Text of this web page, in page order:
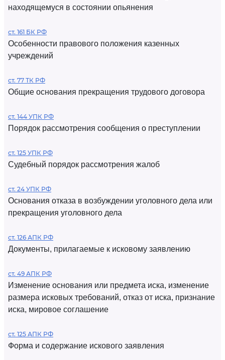
находящемуся в состоянии опьянения
ст. 161 БК РФ
Особенности правового положения казенных
учреждений
ст. 77 ТК РФ
Общие основания прекращения трудового договора
ст. 144 УПК РФ
Порядок рассмотрения сообщения о преступлении
ст. 125 УПК РФ
Судебный порядок рассмотрения жалоб
ст. 24 УПК РФ
Основания отказа в возбуждении уголовного дела или
прекращения уголовного дела
ст. 126 АПК РФ
Документы, прилагаемые к исковому заявлению
ст. 49 АПК РФ
Изменение основания или предмета иска, изменение
размера исковых требований, отказ от иска, признание
иска, мировое соглашение
ст. 125 АПК РФ
Форма и содержание искового заявления